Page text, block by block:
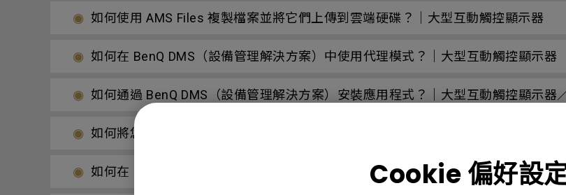
Cookie 偏好設
如何使用 AMS Files 複製檔案並將它們上傳到雲端硬碟？｜大型互動觸控顯示器
如何在 BenQ DMS（設備管理解決方案）中使用代理模式？｜大型互動觸控顯示器
如何通過 BenQ DMS（設備管理解決方案）安裝應用程式？｜大型互動觸控顯示器
如何將您的顯示器綁定到 BenQ DMS（設備管理解決方案）？｜大型互動觸控顯示器
如何在 BenQ DMS（設備管理解決方案）中管理群組？｜大型互動觸控顯示器